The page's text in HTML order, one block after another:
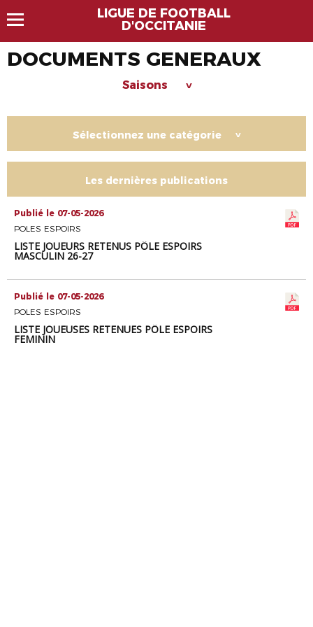
LIGUE DE FOOTBALL
D'OCCITANIE
DOCUMENTS GENERAUX
Saisons >
Sélectionnez une catégorie >
Les dernières publications
Publié le 07-05-2026
POLES ESPOIRS
LISTE JOUEURS RETENUS PÔLE ESPOIRS
MASCULIN 26-27
Publié le 07-05-2026
POLES ESPOIRS
LISTE JOUEUSES RETENUES PÔLE ESPOIRS
FEMININ